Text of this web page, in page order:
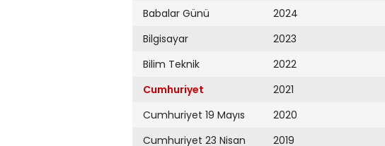
Babalar Günü
Bilgisayar
Bilim Teknik
Cumhuriyet
Cumhuriyet 19 Mayıs
Cumhuriyet 23 Nisan
2024
2023
2022
2021
2020
2019